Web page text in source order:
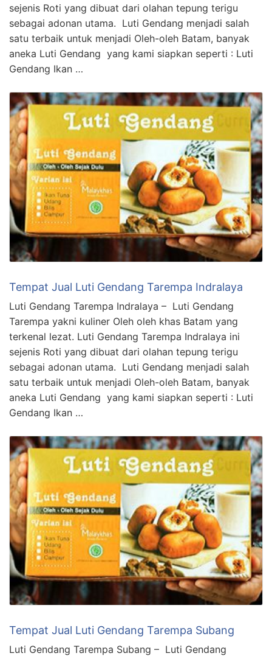
sejenis Roti yang dibuat dari olahan tepung terigu
sebagai adonan utama. Luti Gendang menjadi salah
satu terbaik untuk menjadi Oleh-oleh Batam, banyak
aneka Luti Gendang yang kami siapkan seperti : Luti
Gendang Ikan …
Tempat Jual Luti Gendang Tarempa Indralaya
Luti Gendang Tarempa Indralaya – Luti Gendang
Tarempa yakni kuliner Oleh oleh khas Batam yang
terkenal lezat. Luti Gendang Tarempa Indralaya ini
sejenis Roti yang dibuat dari olahan tepung terigu
sebagai adonan utama. Luti Gendang menjadi salah
satu terbaik untuk menjadi Oleh-oleh Batam, banyak
aneka Luti Gendang yang kami siapkan seperti : Luti
Gendang Ikan …
Tempat Jual Luti Gendang Tarempa Subang
Luti Gendang Tarempa Subang – Luti Gendang